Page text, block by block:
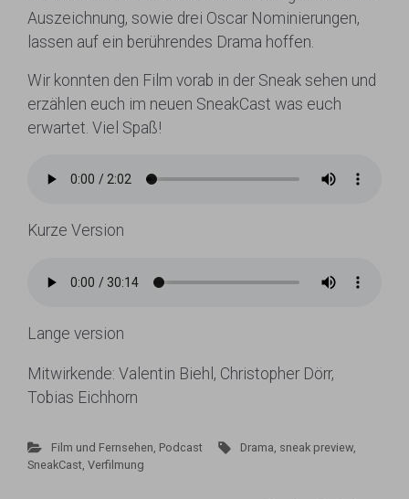
Auszeichnung, sowie drei Oscar Nominierungen,
lassen auf ein berührendes Drama hoffen.
Wir konnten den Film vorab in der Sneak sehen und
erzählen euch im neuen SneakCast was euch
erwartet. Viel Spaß!
Kurze Version
Lange version
Mitwirkende: Valentin Biehl, Christopher Dörr,
Tobias Eichhorn
Film und Fernsehen Podcast Drama sneak preview
SneakCast Verfilmung